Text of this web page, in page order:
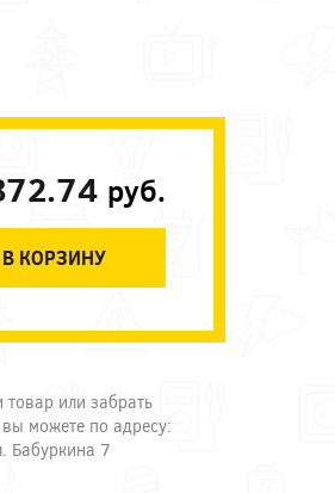
руб.
В КОРЗИНУ
товар или забрать
можете по адресу:
Бабуркина 7